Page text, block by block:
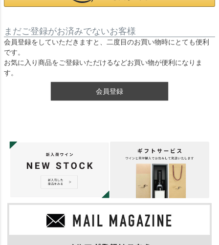
まだご登録がお済みでないお客様
会員登録をしていただきますと、二度目のお買い物時にとても便利
です。
お気に入り商品をご登録いただけるなどお買い物が便利になりま
す。
会員登録